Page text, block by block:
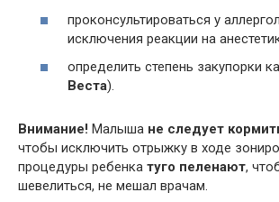
проконсультироваться у
исключения реакции на
определить степень закупорки
Веста).
Внимание! Малыша не следует
чтобы исключить отрыжку в ходе
процедуры ребенка туго пеленают,
шевелиться, не мешал врачам.